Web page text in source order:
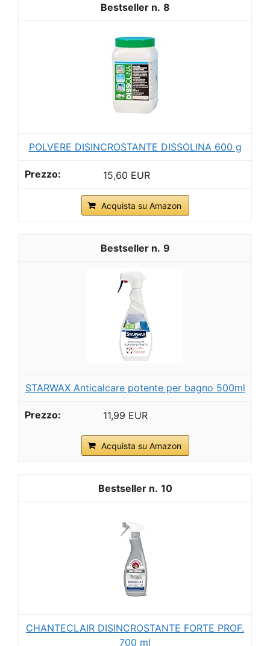
8
POLVERE DISINCROSTANTE DISSOLINA 600 g
15,60 EUR
Acquista su Amazon
9
STARWAX Anticalcare potente per bagno 500ml
11,99 EUR
Acquista su Amazon
10
CHANTECLAIR DISINCROSTANTE FORTE PROF.
700 ml